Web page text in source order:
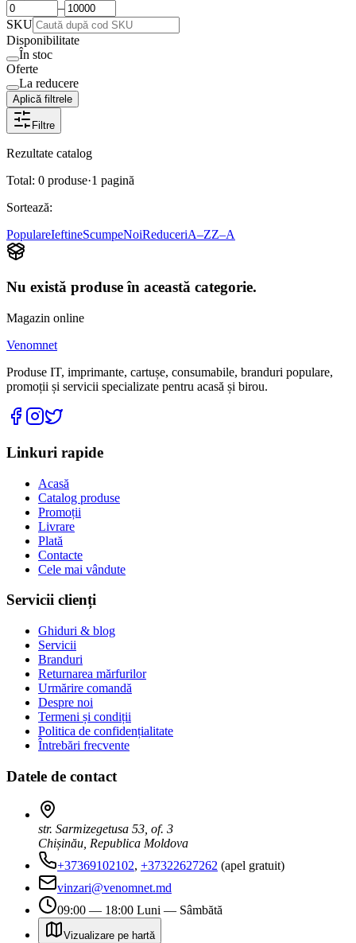
–
SKU
Disponibilitate
În stoc
Oferte
La reducere
Aplică filtrele
Filtre
Rezultate catalog
Total: 0 produse·1 pagină
Sortează:
PopulareIeftineScumpeNoiReduceriA–ZZ–A
Nu există produse în această categorie.
Magazin online
Venomnet
Produse IT, imprimante, cartușe, consumabile, branduri populare,
promoții și servicii specializate pentru acasă și birou.
Linkuri rapide
Acasă
Catalog produse
Promoții
Livrare
Plată
Contacte
Cele mai vândute
Servicii clienți
Ghiduri & blog
Servicii
Branduri
Returnarea mărfurilor
Urmărire comandă
Despre noi
Termeni și condiții
Politica de confidențialitate
Întrebări frecvente
Datele de contact
str. Sarmizegetusa 53, of. 3
Chișinău, Republica Moldova
+37369102102, +37322627262 (apel gratuit)
vinzari@venomnet.md
09:00 — 18:00 Luni — Sâmbătă
Vizualizare pe hartă